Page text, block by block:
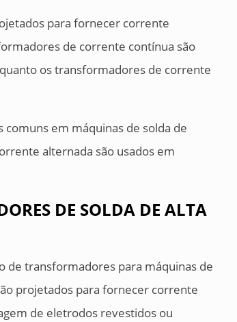
para fornecer corrente
de corrente contínua são
os transformadores de corrente
em máquinas de solda de
alternada são usados em
DE SOLDA DE ALTA
de transformadores para máquinas de
projetados para fornecer corrente
de eletrodos revestidos ou